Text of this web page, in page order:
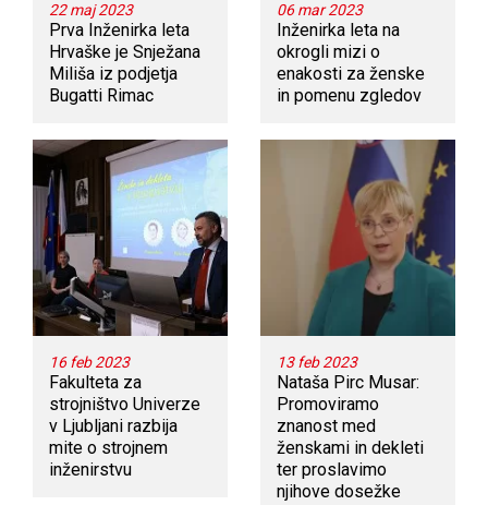
22 maj 2023
Prva Inženirka leta
Hrvaške je Snježana
Miliša iz podjetja
Bugatti Rimac
06 mar 2023
Inženirka leta na
okrogli mizi o
enakosti za ženske
in pomenu zgledov
16 feb 2023
Fakulteta za
strojništvo Univerze
v Ljubljani razbija
mite o strojnem
inženirstvu
13 feb 2023
Nataša Pirc Musar:
Promoviramo
znanost med
ženskami in dekleti
ter proslavimo
njihove dosežke